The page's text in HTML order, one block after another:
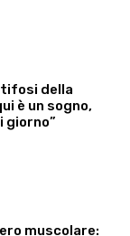
tifosi della
è un sogno,
giorno”
muscolare: